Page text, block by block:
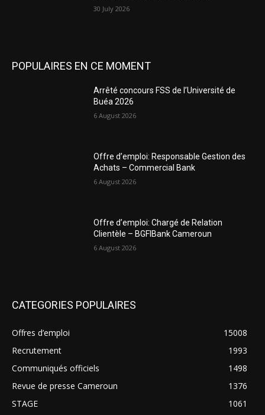
30 July 2026
POPULAIRES EN CE MOMENT
Arrêté concours FSS de l’Université de
Buéa 2026
6 August 2026
Offre d’emploi: Responsable Gestion des
Achats – Commercial Bank
6 August 2026
Offre d’emploi: Chargé de Relation
Clientèle – BGFIBank Cameroun
6 August 2026
CATEGORIES POPULAIRES
Offres d’emploi
15008
Recrutement
1993
Communiqués officiels
1498
Revue de presse Cameroun
1376
STAGE
1061